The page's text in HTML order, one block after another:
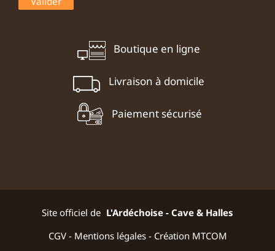
Boutique en ligne
Livraison à domicile
Paiement sécurisé
Site officiel de L'Ardéchoise - Cave & Halles
CGV- Mentions légales- Création MTCOM